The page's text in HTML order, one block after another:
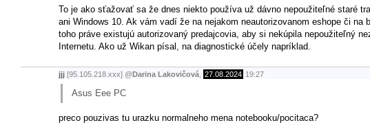
To je ako sťažovať sa že dnes niekto používa už dávno nepoužiteľné staré
ani Windows 10. Ak vám vadí že na nejakom neautorizovanom eshope či
toho práve existujú autorizovaný predajcovia, aby si nekúpila nepoužiteľný
Internetu. Ako už Wikan písal, na diagnostické účely napríklad.
jjj [95.105.218.xxx] @Darina Lakovičová 27.08.2024 19:27
Asus Eee PC
preco pouzivas tu urazku normalneho mena notebooku/pocitaca?